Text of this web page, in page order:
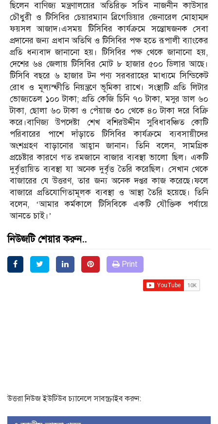
ছিলেন বাণিজ্য মন্ত্রণালয়ের অতিরিক্ত সচিব নাজনীন কাউসার
চৌধুরী ও টিসিবির চেয়ারম্যান ব্রিগেডিয়ার জেনারেল মোহাম্মদ
ফয়সল আজাদ।এসময় টিসিবির কার্যক্রমে সন্তোষজনক সেবা
প্রদানের জন্য প্রধান অতিথি ও টিসিবির পক্ষ হতে রূপালী ব্যাংকের
প্রতি ধন্যবাদ জানানো হয়। টিসিবির পক্ষ থেকে জানানো হয়,
দেশের ৬৪ জেলায় টিসিবির মোট ৮ হাজার ৫০০ ডিলার আছে।
টিসিবি বছরে ৬ হাজার টন পণ্য সরবরাহের মাধ্যমে সিন্ডিকেট
রোধ ও মূল্যস্ফীতি নিয়ন্ত্রণে ভূমিকা রাখে। সংস্থাটি প্রতি লিটার
ভোজ্যতেল ১০০ টাকা; প্রতি কেজি চিনি ৭০ টাকা, মসুর ডাল ৬০
টাকা, ছোলা ৬০ টাকা ও পেঁয়াজ ৩০ থেকে ৪০ টাকা দরে বিক্রি
করে।বাণিজ্য উপদেষ্টা শেখ বশিরউদ্দীন সুবিধাবঞ্চিত কোটি
পরিবারের পাশে দাঁড়াতে টিসিবির কার্যক্রমে ব্যবসায়ীদের
অংশগ্রহণ বাড়ানোর আহ্বান জানান। তিনি বলেন, সামগ্রিক
প্রচেষ্টার কারণে গত রমজানে বাজার ব্যবস্থা ভালো ছিল। একটি
দুর্বৃত্তায়িত ব্যবস্থা যা অনেক দুর্বৃত্ত তৈরি করেছিল। সেখান থেকে
বাজারের যে উত্তরণ, তার জন্য অনেক দপ্তর কাজ করেছে।ফলে
বাজারে প্রতিযোগিতামূলক ব্যবস্থা ও আস্থা তৈরি হয়েছে। তিনি
বলেন, ‘আমার কর্মকালে টিসিবিকে একটি যৌক্তিক পর্যায়ে
আনতে চাই।’
নিউজটি শেয়ার করুন..
Print
উত্তরা নিউজ ইউটিউব চ্যানেলে সাবস্ক্রাইব করুন: